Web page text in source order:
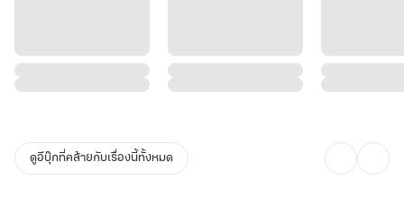
ดูอีบุ๊กที่คล้ายกับเรื่องนี้ทั้งหมด